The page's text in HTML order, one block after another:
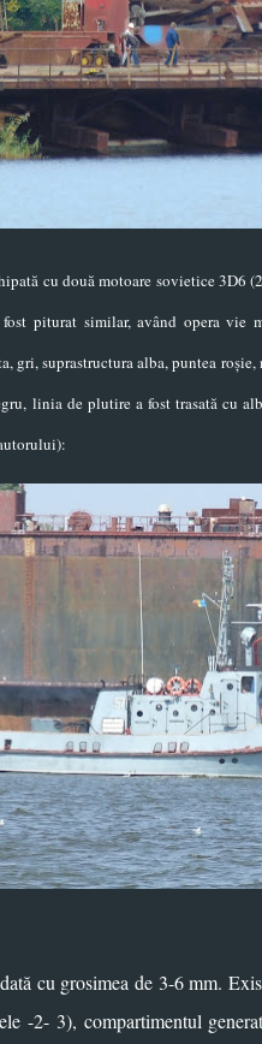
cu două motoare sovietice
piturat similar, având opera vie
gri, suprastructura alba, puntea
linia de plutire a fost trasată cu
cu grosimea de 3-6 mm.
-2- 3), compartimentul